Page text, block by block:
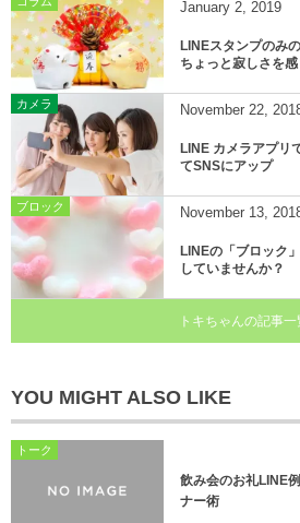
January 2 2019
LINEスタンプのみ
ちょっと寂しさを
カメラ November 22
LINE カメラアプリ
てSNSにアップ
ブロック November 13
LINEの「ブロック
していませんか？
トキちゃんの記事一
YOU MIGHT ALSO LIKE
トーク
飲み会のお礼LINE
ナー術